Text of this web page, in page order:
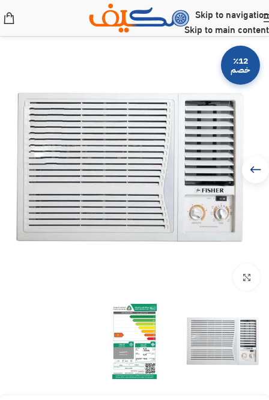
Skip to navigation
Skip to main content
٪12
خصم